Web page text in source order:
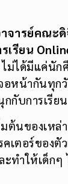
จารย์คณะ
เรียน
ไม่ได้มีแค่นั
อหน้ากันทุ
กกับการเรี
มต้นของเห
เตอร์ของตั
ะทำให้เด็กๆ